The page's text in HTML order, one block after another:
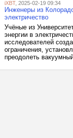
iXBT, 2025-02-19 09:34
Инженеры из
электричество
Учёные из
энергии в
исследователей
ограничения,
преодолеть